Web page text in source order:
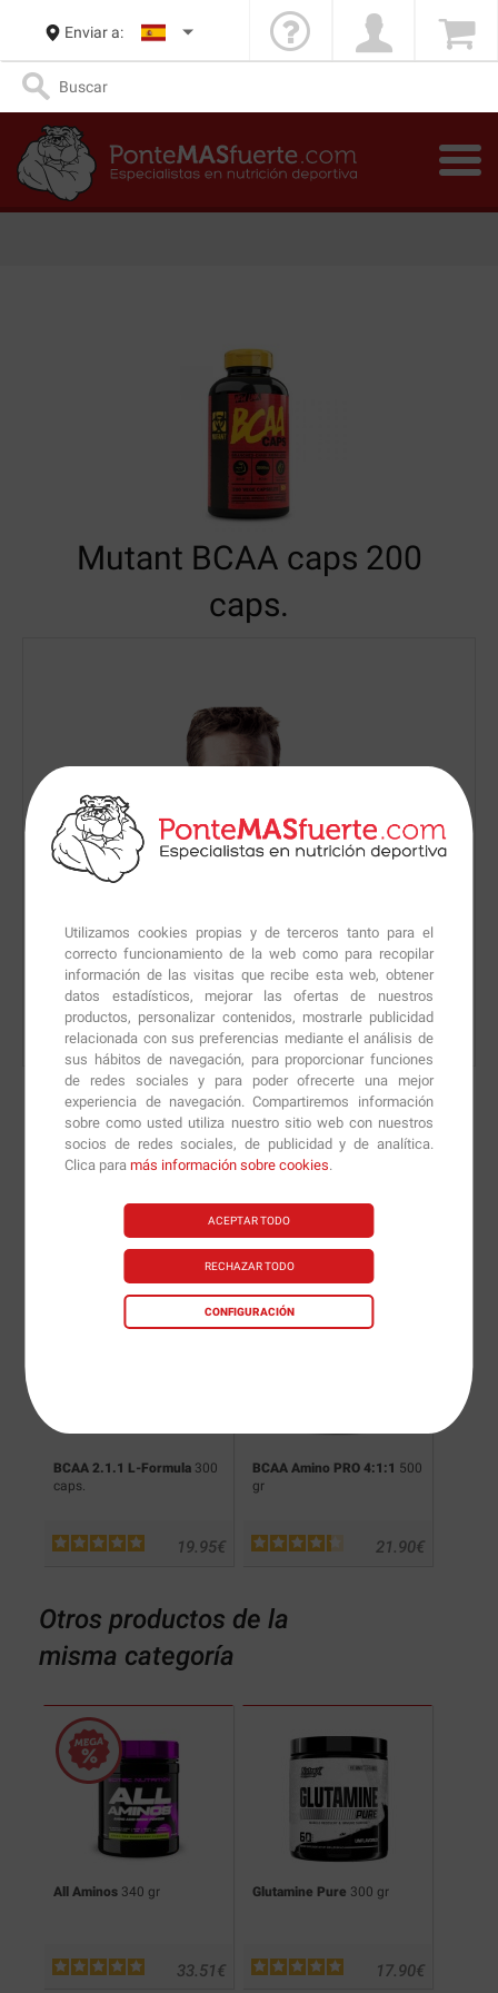
Utilizamos cookies propias y de terceros tanto para el
correcto funcionamiento de la web como para recopilar
información de las visitas que recibe esta web, obtener
datos estadísticos, mejorar las ofertas de nuestros
productos, personalizar contenidos, mostrarle publicidad
relacionada con sus preferencias mediante el análisis de
sus hábitos de navegación, para proporcionar funciones
de redes sociales y para poder ofrecerte una mejor
experiencia de navegación. Compartiremos información
sobre como usted utiliza nuestro sitio web con nuestros
socios de redes sociales, de publicidad y de analítica.
Clica paramás información sobre cookies.
ACEPTAR TODO
RECHAZAR TODO
CONFIGURACIÓN
Enviar a:
Mutant BCAA caps 200
caps.
Nuevas versiones y
recomendaciones de
nuestros nutricionistas.
BCAA 2.1.1 L-Formula 300
caps.
€
19.95
BCAA Amino PRO 4:1:1 500
gr
€
21.90
Otros productos de la
misma categoría
All Aminos 340 gr
€
33.51
Glutamine Pure 300 gr
€
17.90